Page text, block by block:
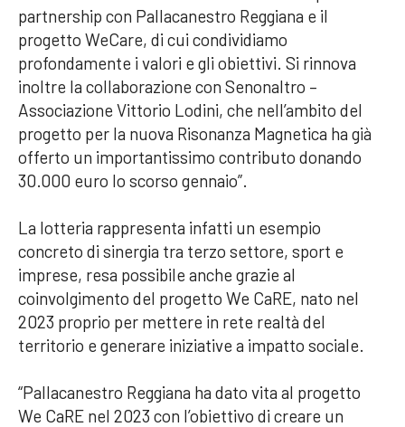
partnership con Pallacanestro Reggiana e il
progetto WeCare, di cui condividiamo
profondamente i valori e gli obiettivi. Si rinnova
inoltre la collaborazione con Senonaltro –
Associazione Vittorio Lodini, che nell’ambito del
progetto per la nuova Risonanza Magnetica ha già
offerto un importantissimo contributo donando
30.000 euro lo scorso gennaio”.
La lotteria rappresenta infatti un esempio
concreto di sinergia tra terzo settore, sport e
imprese, resa possibile anche grazie al
coinvolgimento del progetto We CaRE, nato nel
2023 proprio per mettere in rete realtà del
territorio e generare iniziative a impatto sociale.
“Pallacanestro Reggiana ha dato vita al progetto
We CaRE nel 2023 con l’obiettivo di creare un